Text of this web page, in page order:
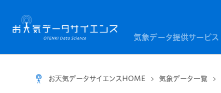
気象データ提供サービス
お天気データサイエンスHOME 気象データ一覧